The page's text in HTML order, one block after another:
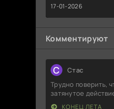
17-01-2026
Комментируют
С Стас
Трудно поверить,
затянутое
КОНЕЦ ЛЕТА